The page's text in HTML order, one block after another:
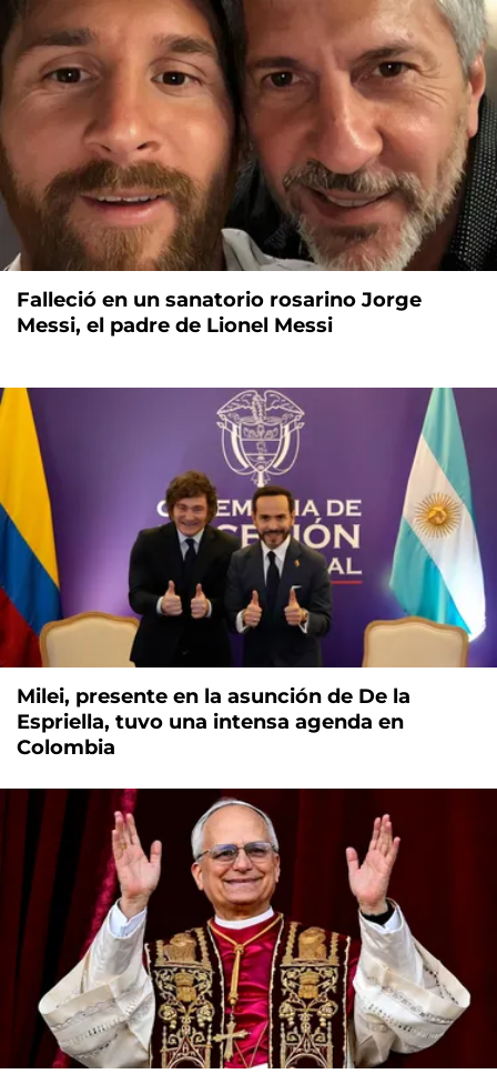
Falleció en un sanatorio rosarino Jorge
Messi, el padre de Lionel Messi
Milei, presente en la asunción de De la
Espriella, tuvo una intensa agenda en
Colombia